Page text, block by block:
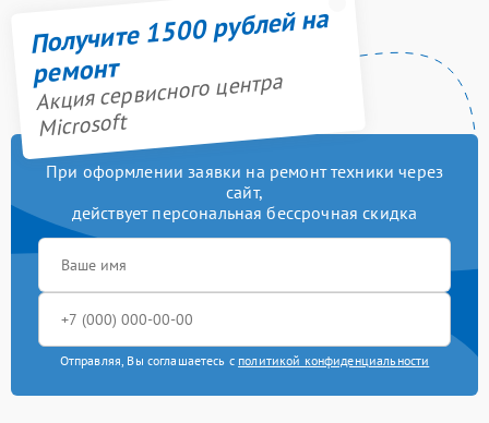
Получите 1500 рублей на
ремонт
Акция сервисного центра
Microsoft
При оформлении заявки на ремонт техники через
сайт,
действует персональная бессрочная скидка
Отправляя, Вы соглашаетесь с политикой конфиденциальности